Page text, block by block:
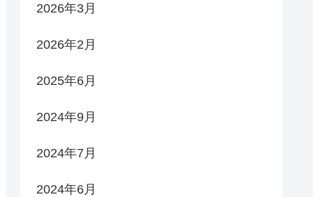
2026年3月
2026年2月
2025年6月
2024年9月
2024年7月
2024年6月